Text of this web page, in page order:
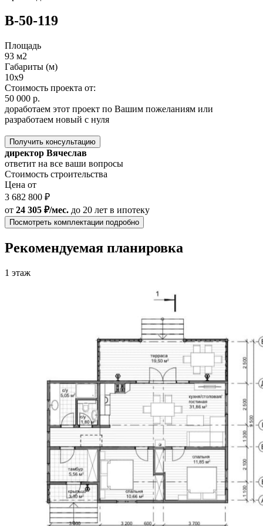
B-50-119
Площадь
93 м2
Габариты (м)
10х9
Стоимость проекта от:
50 000 р.
доработаем этот проект по Вашим пожеланиям или
разработаем новый с нуля
Получить консультацию
директор Вячеслав
ответит на все ваши вопросы
Стоимость строительства
Цена от
3 682 800 ₽
от 24 305 ₽/мес. до 20 лет в ипотеку
Посмотреть комплектации подробно
Рекомендуемая планировка
1 этаж